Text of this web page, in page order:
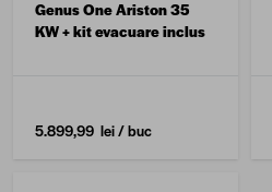
Genus One Ariston 35
KW + kit evacuare inclus
5.899,99 lei/ buc